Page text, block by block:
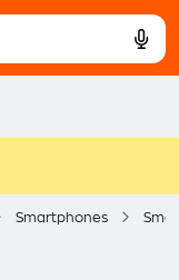
Smartphones